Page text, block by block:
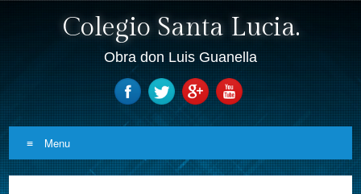
Colegio Santa Lucia.
Obra don Luis Guanella
Menu